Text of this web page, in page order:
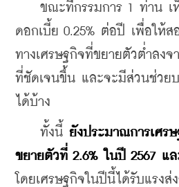
ขณะที่กรรมการ 1 ท่าน เห็
ดอกเบี้ย 0.25% ต่อปี เพื่อให้
ทางเศรษฐกิจที่ขยายตัวต่ำลงจ
ที่ชัดเจนขึ้น และจะมีส่วนช่วยบ
ได้บ้าง
ทั้งนี้ ยังประมาณการเศร
ขยายตัวที่ 2.6% ในปี 2567 แ
โดยเศรษฐกิจในปีนี้ได้รับแรงส่